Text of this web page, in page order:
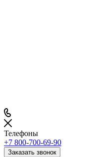
Телефоны
+7 800-700-69-90
Заказать звонок